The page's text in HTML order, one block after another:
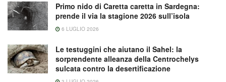
Primo nido di Caretta caretta in Sardegna:
prende il via la stagione 2026 sull’isola
6 LUGLIO 2026
Le testuggini che aiutano il Sahel: la
sorprendente alleanza della Centrochelys
sulcata contro la desertificazione